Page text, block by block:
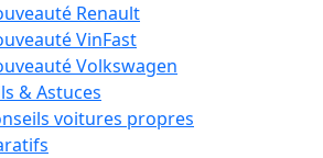
Renault
VinFast
Volkswagen
& Astuces
voitures propres